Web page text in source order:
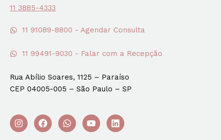
11 3885-4333
11 91089-8800 - Agendar Consulta
11 99491-9030 - Falar com a Recepção
Rua Abílio Soares, 1125 – Paraíso
CEP 04005-005 – São Paulo – SP